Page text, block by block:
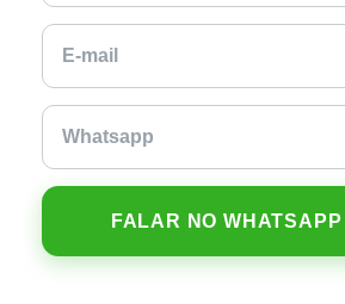
FALAR NO WHATSAPP